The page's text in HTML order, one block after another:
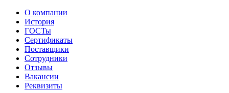
О компании
История
ГОСТы
Сертификаты
Поставщики
Сотрудники
Отзывы
Вакансии
Реквизиты